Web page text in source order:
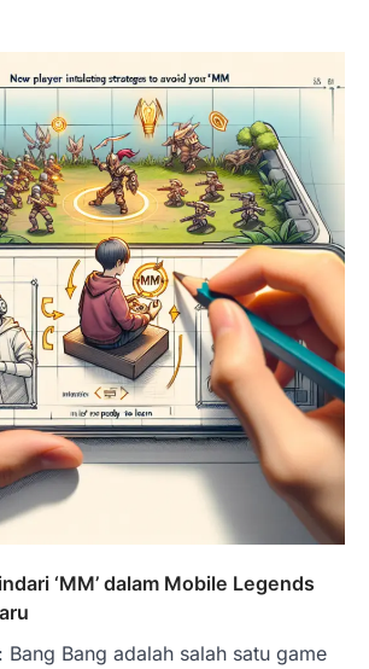
‘MM’ dalam Mobile Legends
Bang Bang adalah salah satu game